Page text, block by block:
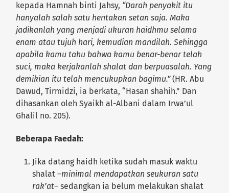
kepada Hamnah binti Jahsy, “Darah penyakit itu
hanyalah salah satu hentakan setan saja. Maka
jadikanlah yang menjadi ukuran haidhmu selama
enam atau tujuh hari, kemudian mandilah. Sehingga
apabila kamu tahu bahwa kamu benar-benar telah
suci, maka kerjakanlah shalat dan berpuasalah. Yang
demikian itu telah mencukupkan bagimu.”(HR. Abu
Dawud, Tirmidzi, ia berkata, “Hasan shahih.” Dan
dihasankan oleh Syaikh al-Albani dalam Irwa’ul
Ghalil no. 205).
Beberapa Faedah:
Jika datang haidh ketika sudah masuk waktu
shalat –minimal mendapatkan seukuran satu
rak’at– sedangkan ia belum melakukan shalat